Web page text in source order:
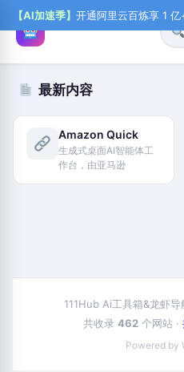
【AI加速季】 开通阿里云百炼享 1 亿+ tokens，Qwen3.7 限时 5 折起，
最新内容
Amazon Quick
生成式桌面AI智能体工
作台，由亚马逊
111Hub Ai工具箱&龙虾
共收录 462 个网站 ·
Powered by